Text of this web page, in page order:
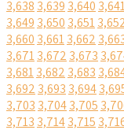
3,638 3,639 3,640
3,649 3,650 3,651
3,660 3,6613,662
3,6713,672 3,673
3,6813,682 3,683
3,692 3,693 3,694
3,703 3,7043,705
3,713 3,7143,715